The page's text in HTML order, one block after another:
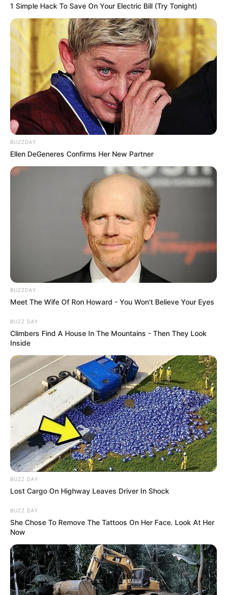
1 Simple Hack To Save On Your Electric Bill (Try Tonight)
BUZZDAY
Ellen DeGeneres Confirms Her New Partner
BUZZDAY
Meet The Wife Of Ron Howard - You Won't Believe Your Eyes
BUZZ DAY
Climbers Find A House In The Mountains - Then They Look
Inside
BUZZ DAY
Lost Cargo On Highway Leaves Driver In Shock
BUZZ DAY
She Chose To Remove The Tattoos On Her Face. Look At Her
Now